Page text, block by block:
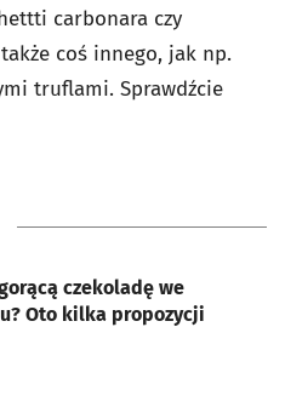
carbonara czy
coś innego, jak np.
truflami. Sprawdźcie
czekoladę we
Oto kilka propozycji